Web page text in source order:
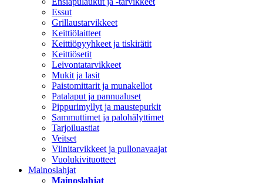
Essut
Grillaustarvikkeet
Keittiölaitteet
Keittiöpyyhkeet ja tiskirätit
Keittiösetit
Leivontatarvikkeet
Mukit ja lasit
Paistomittarit ja munakellot
Patalaput ja pannualuset
Pippurimyllyt ja maustepurkit
Sammuttimet ja palohälyttimet
Tarjoiluastiat
Veitset
Viinitarvikkeet ja pullonavaajat
Vuolukivituotteet
Mainoslahjat
Mainoslahjat